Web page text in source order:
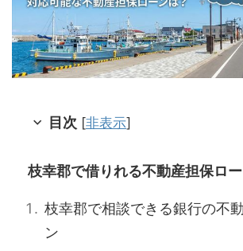
目次 [非表示]
枝幸郡で借りれる不動産担保ロ
枝幸郡で相談できる銀行の不
ン